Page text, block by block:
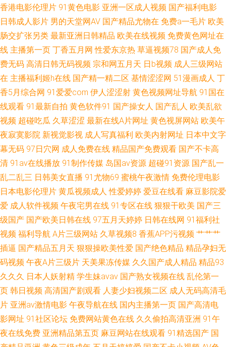
爽 先锋资源AV网 91成人影 91苹果tv Av高清在线观看 黑丝尤物在线视频 色
伦五月天 91成人天蚕 91人妻字幕 肏屄五月天 国产精品福利专区传媒 日韩久
久一区二区蜜桃 亚洲色第一页人妻女 91视屏黄色 www69男人天堂 蜜桃成人
福利视频 亚州精品无码二区 91传播媒mv 久久亚洲天堂 日本v韩国v欧洲 午
院 日本亚洲天堂日本国产 亚洲BBw内射 91色情 久久啊九九 欧州不卡视频
探花对白清晰 91久久视频 东方av最新网址 麻豆成人AV影视 日韩无码TV 亚
洲精品无码二区三区 91国产高清视频 91晚间福利社 超碰在线人人91 狠狠干
天天干 欧美另类www 亚洲免费蜜桃 91海角原创 91新网址 国产一A一a
香港电影伦理片 91黄色电影 亚洲一区成人视频 国产福利电影
日韩成人影片 男的天堂网AV 国产精品尤物在 免费a一毛片 欧美
肠交扩张另类 最新亚洲日韩精品 欧美在线视频 免费黄色网址在
线 主播第一页 丁香五月网 性爱东京热 草逼视频78 国产成人免
费无码 高清日韩无码视频 宗和网五月天 日b视频 成人三级网站
在 主播福利姬h在线 国产精一精二区 基情涩涩网 51漫画成人 丁
香5月综合网 91爱爱com 伊人涩涩射 黄色视频网址导航 91国在
线观看 91最新自拍 黄色软件91 国产操女人 国产乱人 欧美乱欲
视频 超碰吃瓜 久草涩涩 最新在线A片网址 黄色视屏网站 欧美午
夜寂寞影院 新视觉影视 成人写真福利 欧美内射网址 日本中文字
幕无码 97日穴网 成人免费在线 精品国产免费观看 国产不卡高
清 91av在线播放 91制作传媒 岛国av资源 超碰91资源 国产乱一
乱二乱三 日韩美女直播 91尤物69 蜜桃午夜激情 免费伦理电影
日本电影伦理片 黄瓜视频成人 性爱婷婷 爱豆在线看 麻豆影院爱
爱 成人软件视频 午夜宅男在线 91专区在线 狠狠干欧美 国产三
级国产 国产欧美日韩在线 97五月天婷婷 日韩在线网 91福利社
视频 福利导航 A片三级网站 久草视频8 香蕉APP污视频 艹艹艹
插逼 国产精品五月天 狠狠操欧美性爱 国产绝色精品 精品孕妇无
码视频 午夜A片三级片 天美果冻传媒 久久国产成人精品 精品93
久久久 日本人妖射精 学生妹avav 国产熟女视频在线 乱伦第一
页 韩日视频 高清国产剧观看 人妻少妇视频二区 成人无码高清毛
片 亚洲av激情电影 午夜导航在线 国内主播第一页 国产高清电
影网址 91社区论坛 免费网站黄色在线 久久偷拍高清亚洲 91午
夜在线免费 亚洲精品第五页 麻豆网站在线观看 91精选国产 国